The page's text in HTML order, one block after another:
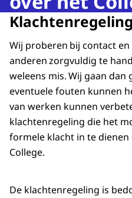
Klachtenregeling
Wij proberen bij contact
anderen zorgvuldig te
weleens mis. Wij gaan
eventuele fouten kunnen
van werken kunnen
klachtenregeling die het
formele klacht in te
College.
De klachtenregeling is